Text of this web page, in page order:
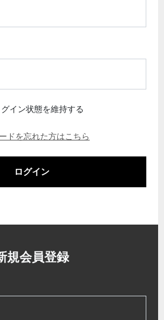
グイン状態を維持する
ドを忘れた方はこちら
ログイン
規会員登録